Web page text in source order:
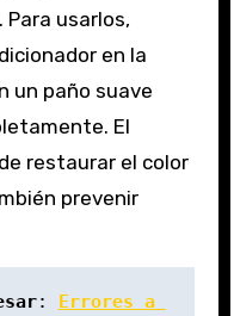
usarlos,
en la
un paño suave
El
restaurar el color
prevenir
: Errores a